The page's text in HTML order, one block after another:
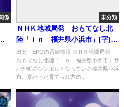
係 未分類
ＮＨＫ地域局発 おもてなし北
陸「ｉｎ 福井県小浜市」[字]…
の番組内容解析まとめ
出典：EPGの番組情報 ＮＨＫ地域局発
おもてなし北陸「ｉｎ 福井県小浜市」サ
バが町のシンボルとなっている福井県小浜
市。変わった育てられ方の...